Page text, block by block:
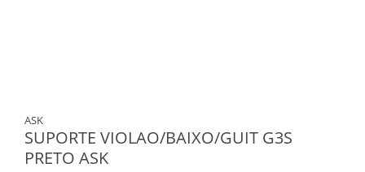
ASK
SUPORTE VIOLAO/BAIXO/GUIT G3S
PRETO ASK